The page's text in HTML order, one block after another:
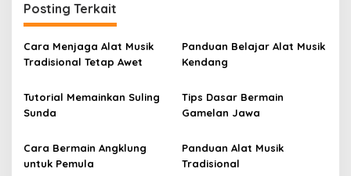
g
a
s
p
o
s
Posting Terkait
Cara Menjaga Alat Musik
Tradisional Tetap Awet
Panduan Belajar Alat Musik
Kendang
Tutorial Memainkan Suling
Sunda
Tips Dasar Bermain
Gamelan Jawa
Cara Bermain Angklung
untuk Pemula
Panduan Alat Musik
Tradisional